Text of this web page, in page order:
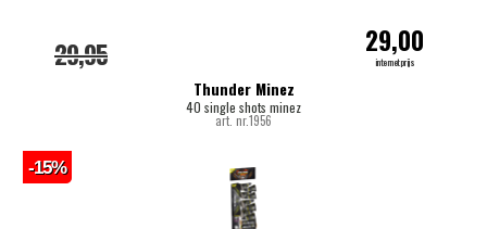
Thunder Minez
40 single shots minez
art. nr.1956
29,95 29,00
internetprijs
-15%